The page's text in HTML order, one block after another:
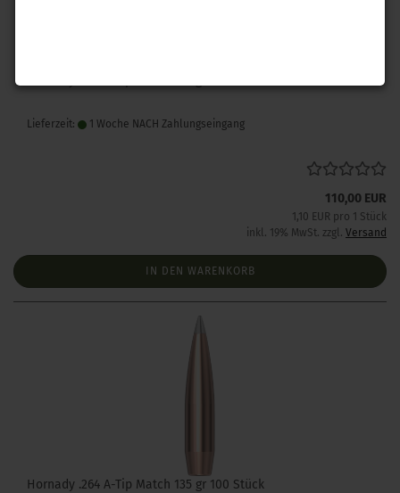
Lieferzeit: 1 Woche NACH Zahlungseingang
110,00 EUR
1,10 EUR pro 1 Stück
inkl. 19% MwSt. zzgl. Versand
IN DEN WARENKORB
Hornady .264 A-Tip Match 135 gr 100 Stück